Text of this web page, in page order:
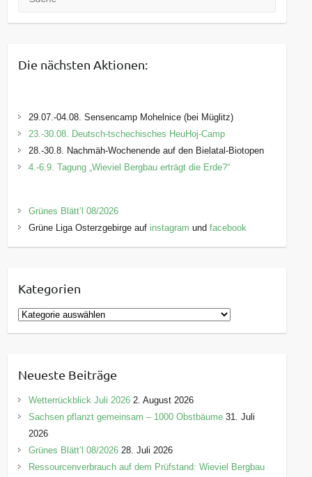
Die nächsten Aktionen:
29.07.-04.08. Sensencamp Mohelnice (bei Müglitz)
23.-30.08. Deutsch-tschechisches HeuHoj-Camp
28.-30.8. Nachmäh-Wochenende auf den Bielatal-Biotopen
4.-6.9. Tagung „Wieviel Bergbau erträgt die Erde?“
Grünes Blätt’l 08/2026
Grüne Liga Osterzgebirge auf instagram undfacebook
Kategorien
K
a
g
o
r
e
n
Neueste Beiträge
Wetterrückblick Juli 2026 2. August 2026
Sachsen pflanzt gemeinsam – 1000 Obstbäume 31. Juli
2026
Grünes Blätt’l 08/2026 28. Juli 2026
Ressourcenverbrauch auf dem Prüfstand: Wieviel Bergbau